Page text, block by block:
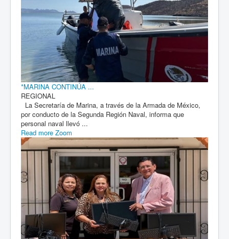
*MARINA CONTINÚA ...
REGIONAL
La Secretaría de Marina, a través de la Armada de México,
por conducto de la Segunda Región Naval, informa que
personal naval llevó ...
Read more Zoom